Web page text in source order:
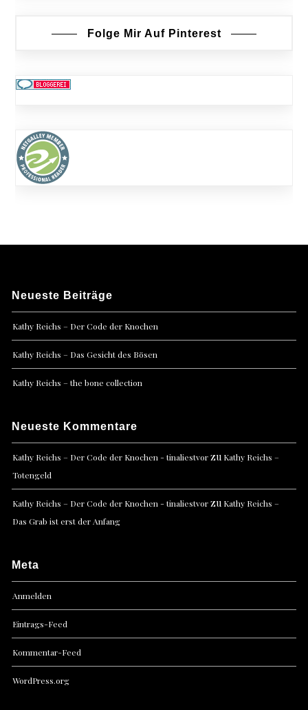
Folge Mir Auf Pinterest
Neueste Beiträge
Kathy Reichs – Der Code der Knochen
Kathy Reichs – Das Gesicht des Bösen
Kathy Reichs – the bone collection
Neueste Kommentare
Kathy Reichs – Der Code der Knochen - tinaliestvorzu Kathy Reichs –
Totengeld
Kathy Reichs – Der Code der Knochen - tinaliestvorzu Kathy Reichs –
Das Grab ist erst der Anfang
Meta
Anmelden
Eintrags-Feed
Kommentar-Feed
WordPress.org